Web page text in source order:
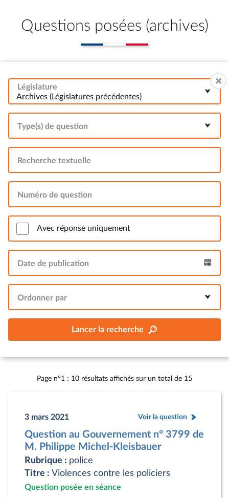
Questions posées (archives)
Législature
Archives (Législatures précédentes)
Type(s) de question
Recherche textuelle
Numéro de question
Avec réponse uniquement
Date de publication
Ordonner par
Lancer la recherche
Page n°1 : 10 résultats affichés sur un total de 15
3 mars 2021 Voir la question
Question au Gouvernement n° 3799 de
M. Philippe Michel-Kleisbauer
Rubrique : police
Titre : Violences contre les policiers
Question posée en séance